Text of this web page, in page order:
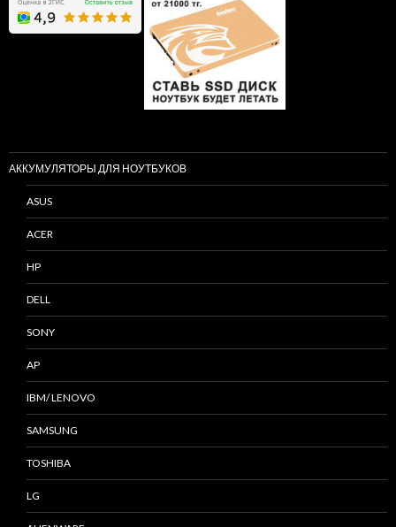
АККУМУЛЯТОРЫ ДЛЯ НОУТБУКОВ
ASUS
ACER
HP
DELL
SONY
AP
IBM/ LENOVO
SAMSUNG
TOSHIBA
LG